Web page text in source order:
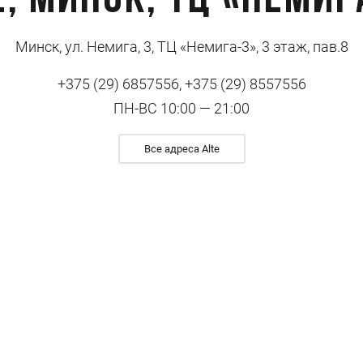
Минск, ул. Немига, 3, ТЦ «Немига-3», 3 этаж, пав.8
+375 (29) 6857556, +375 (29) 8557556
ПН-ВС 10:00 — 21:00
Все адреса Alte